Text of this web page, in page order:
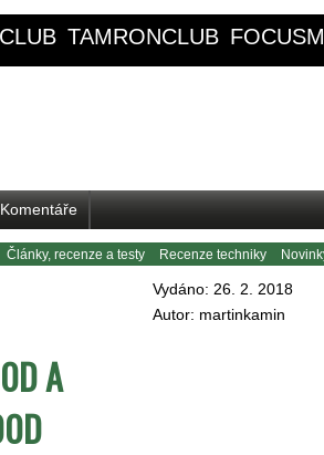
TAMRONCLUB
Komentáře
Články, recenze a testy Recenze techniky
A
Vydáno: 26. 2. 2018
Autor: martinkamin